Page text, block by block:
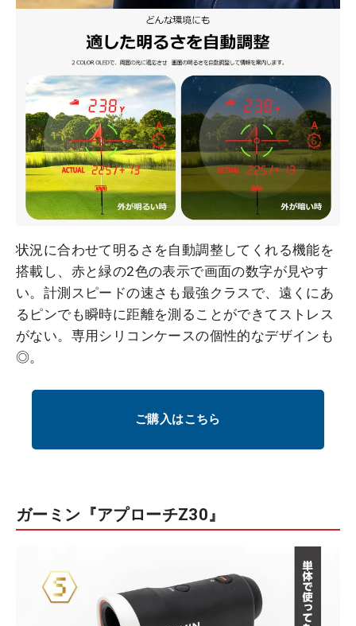
状況に合わせて明るさを自動調整してくれる機能を
搭載し、赤と緑の2色の表示で画面の数字が見やす
い。計測スピードの速さも最強クラスで、遠くにあ
るピンでも瞬時に距離を測ることができてストレス
がない。専用シリコンケースの個性的なデザインも
◎。
ご購入はこちら
ガーミン『アプローチZ30』